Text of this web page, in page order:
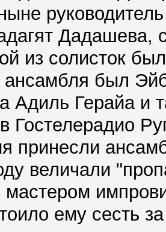
Дадашева,
из солисток
ансамбля был
Адиль Герайа и
Гостелерадио
пpинесли
величали
ему сесть